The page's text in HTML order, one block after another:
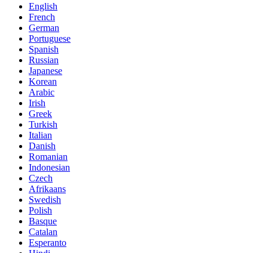
English
French
German
Portuguese
Spanish
Russian
Japanese
Korean
Arabic
Irish
Greek
Turkish
Italian
Danish
Romanian
Indonesian
Czech
Afrikaans
Swedish
Polish
Basque
Catalan
Esperanto